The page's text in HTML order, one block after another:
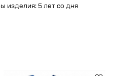
изделия: 5 лет со дня